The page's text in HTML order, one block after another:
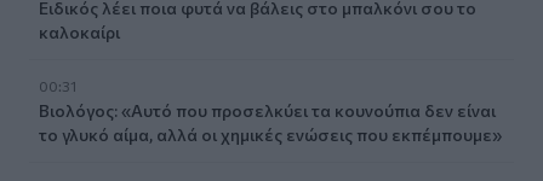
Ειδικός λέει ποια φυτά να βάλεις στο μπαλκόνι σου το
καλοκαίρι
00:31
Βιολόγος: «Αυτό που προσελκύει τα κουνούπια δεν είναι
το γλυκό αίμα, αλλά οι χημικές ενώσεις που εκπέμπουμε»